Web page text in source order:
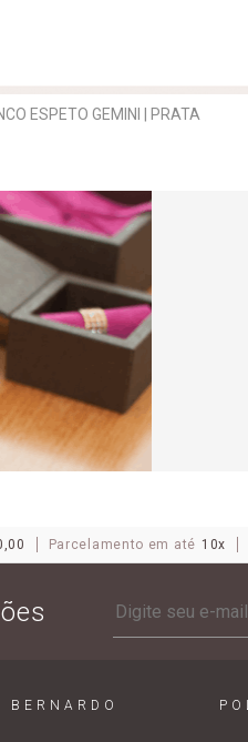
ESPETO GEMINI | PRATA
Parcelamento em até 10x
BERNARDO